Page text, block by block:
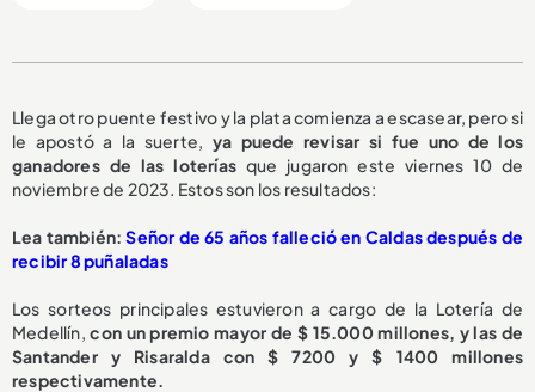
Llega otro puente festivo y la plata comienza a escasear, pero si
le apostó a la suerte, ya puede revisar si fue uno de los
ganadores de las loteríasque jugaron este viernes 10 de
noviembre de 2023. Estos son los resultados:
Lea también:Señor de 65 años falleció en Caldas después de
recibir 8 puñaladas
Los sorteos principales estuvieron a cargo de la Lotería de
Medellín,con un premio mayor de $ 15.000 millones, y las de
Santander y Risaralda con $ 7200 y $ 1400 millones
respectivamente.